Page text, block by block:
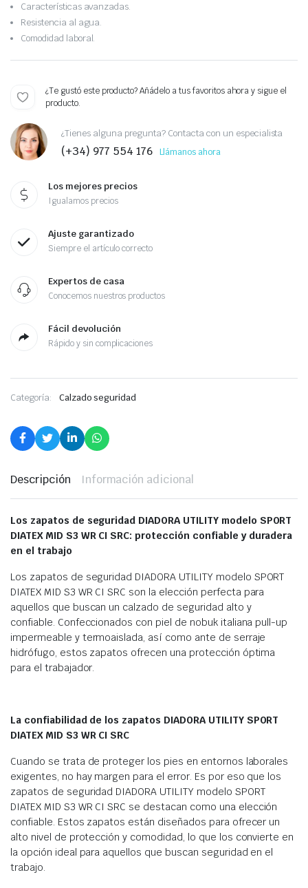
Características avanzadas.
Resistencia al agua.
Comodidad laboral.
¿Te gustó este producto? Añádelo a tus favoritos ahora y sigue el
producto.
¿Tienes alguna pregunta? Contacta con un especialista
(+34) 977 554 176 Llámanos ahora
Los mejores precios
Igualamos precios
Ajuste garantizado
Siempre el artículo correcto
Expertos de casa
Conocemos nuestros productos
Fácil devolución
Rápido y sin complicaciones
Categoría: Calzado seguridad
Descripción Información adicional
Los zapatos de seguridad DIADORA UTILITY modelo SPORT
DIATEX MID S3 WR CI SRC: protección confiable y duradera
en el trabajo
Los zapatos de seguridad DIADORA UTILITY modelo SPORT
DIATEX MID S3 WR CI SRC son la elección perfecta para
aquellos que buscan un calzado de seguridad alto y
confiable. Confeccionados con piel de nobuk italiana pull-up
impermeable y termoaislada, así como ante de serraje
hidrófugo, estos zapatos ofrecen una protección óptima
para el trabajador.
La confiabilidad de los zapatos DIADORA UTILITY SPORT
DIATEX MID S3 WR CI SRC
Cuando se trata de proteger los pies en entornos laborales
exigentes, no hay margen para el error. Es por eso que los
zapatos de seguridad DIADORA UTILITY modelo SPORT
DIATEX MID S3 WR CI SRC se destacan como una elección
confiable. Estos zapatos están diseñados para ofrecer un
alto nivel de protección y comodidad, lo que los convierte en
la opción ideal para aquellos que buscan seguridad en el
trabajo.